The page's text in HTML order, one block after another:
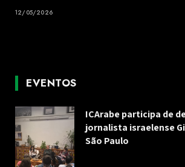
12/05/2026
EVENTOS
ICArabe participa de
jornalista israelense
São Paulo